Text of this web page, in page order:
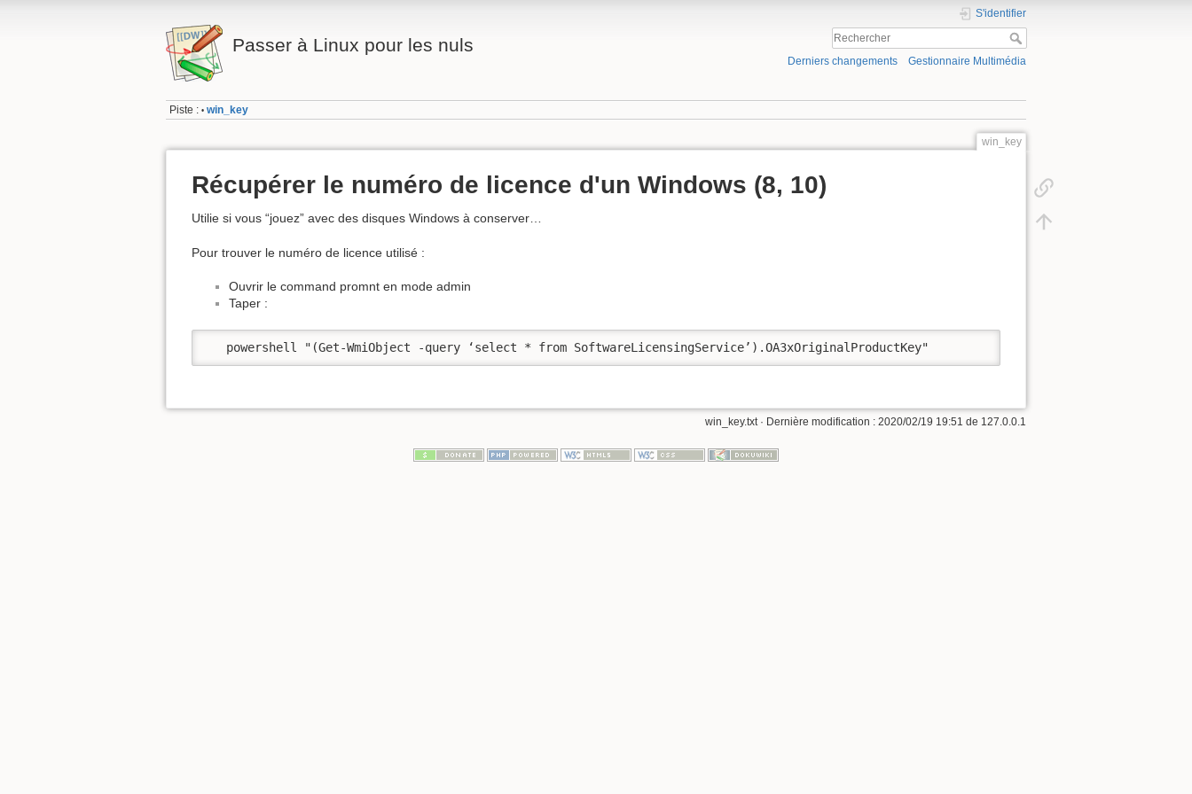
Passer à Linux pour les nuls
S'identifier
Derniers changements Gestionnaire Multimédia
Piste : • win_key
win_key
Récupérer le numéro de licence d'un Windows (8, 10)
Utilie si vous “jouez” avec des disques Windows à conserver…
Pour trouver le numéro de licence utilisé :
Ouvrir le command promnt en mode admin
Taper :
   powershell "(Get-WmiObject -query ‘select * from SoftwareLicensingService’).OA3xOriginalProductKey"
win_key.txt· Dernière modification : 2020/02/19 19:51 de 127.0.0.1